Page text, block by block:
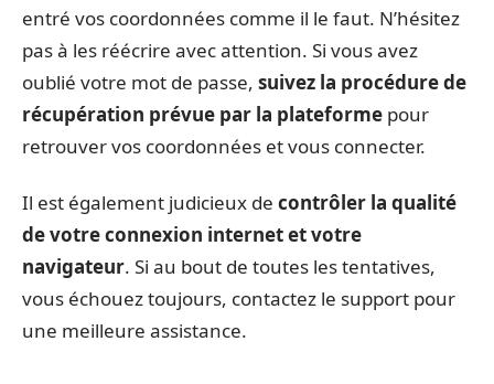
entré vos coordonnées comme il le faut. N’hésitez
pas à les réécrire avec attention. Si vous avez
oublié votre mot de passe, suivez la procédure de
récupération prévue par la plateforme pour
retrouver vos coordonnées et vous connecter.
Il est également judicieux de contrôler la qualité
de votre connexion internet et votre
navigateur. Si au bout de toutes les tentatives,
vous échouez toujours, contactez le support pour
une meilleure assistance.